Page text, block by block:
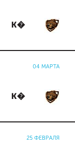
К�
04 МАРТА
К�
25 ФЕВРАЛЯ